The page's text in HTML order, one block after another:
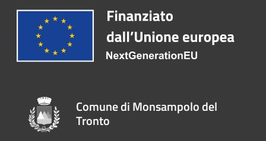
Comune di Monsampolo del
Tronto